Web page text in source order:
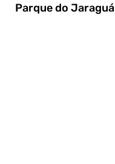
Parque do Jaraguá